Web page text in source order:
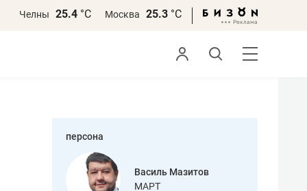
Челны 25.4 °С Москва 25.3 °С
персона
Василь Мазитов
МАРТ